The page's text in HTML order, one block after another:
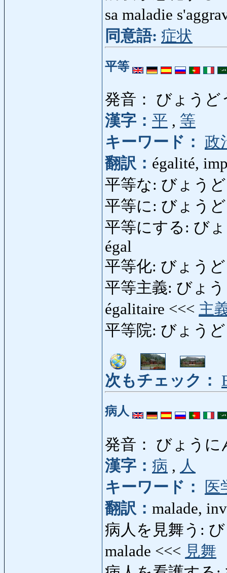
sa maladie
同意語: 症状
平等
発音： びょうど
漢字： 平 , 等
キーワード： 政
翻訳： égalité,
平等な: びょう
平等に: びょうど
平等にする: びょ
égal
平等化: びょう
平等主義: びょ
égalitaire <<< 主
平等院: びょう
次もチェック：
病人
発音： びょうに
漢字： 病 , 人
キーワード：
医
翻訳： malade,
病人を見舞う:
malade <<< 見舞